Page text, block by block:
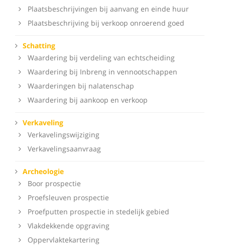
Plaatsbeschrijvingen bij aanvang en einde huur
Plaatsbeschrijving bij verkoop onroerend goed
Schatting
Waardering bij verdeling van echtscheiding
Waardering bij Inbreng in vennootschappen
Waarderingen bij nalatenschap
Waardering bij aankoop en verkoop
Verkaveling
Verkavelingswijziging
Verkavelingsaanvraag
Archeologie
Boor prospectie
Proefsleuven prospectie
Proefputten prospectie in stedelijk gebied
Vlakdekkende opgraving
Oppervlaktekartering